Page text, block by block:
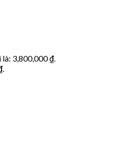
là: 3,800,000 ₫.